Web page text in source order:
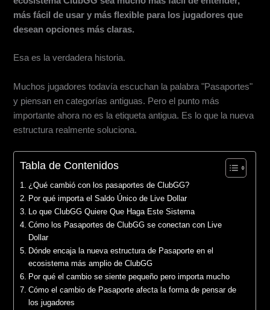
más fácil de usar y más flexible para los jugadores que
desean opciones más claras.
Esa es la verdadera historia.
Muchos jugadores todavía escuchan la palabra "Pasaportes"
y piensan en categorías antiguas. Pero el punto más
importante ahora no es la etiqueta antigua. Es lo que la nueva
estructura realmente soluciona.
Tabla de Contenidos
¿Qué cambió con los pasaportes de ClubGG?
Por qué importa el Saldo Único de Live Dollar
Lo que ClubGG Quiere Que Haga Este Sistema
Cómo los Pasaportes de ClubGG se conectan con Live
Dollar
Dónde encaja la nueva estructura de Pasaporte en el
ecosistema más amplio de ClubGG
Por qué el cambio se siente pequeño pero importa mucho
Cómo el cambio de Pasaporte afecta la forma de pensar de
los jugadores